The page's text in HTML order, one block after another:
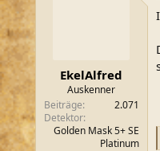
EkelAlfred
Auskenner
Beiträge
2.071
Detektor
Golden Mask 5+ SE
Platinum